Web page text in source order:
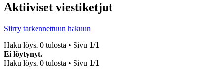
Aktiiviset viestiketjut
Siirry tarkennettuun hakuun
Haku löysi 0 tulosta • Sivu 1/1
Ei löytynyt.
Haku löysi 0 tulosta • Sivu 1/1